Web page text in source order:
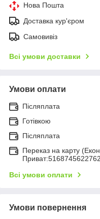
Нова Пошта
Доставка кур'єром
Самовивіз
Всі умови доставки
Умови оплати
Післяплата
Готівкою
Післяплата
Переказ на карту
Всі умови оплати
Умови повернення